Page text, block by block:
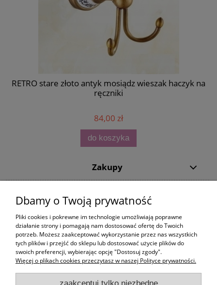
RETRO stare złoto antyk mosiądz wieszak haczyk na
ręczniki
84,00 zł
do koszyka
Zakupy
Moje konto
Informacje
Dbamy o Twoją prywatność
Pliki cookies i pokrewne im technologie umożliwiają poprawne
działanie strony i pomagają nam dostosować ofertę do Twoich
potrzeb. Możesz zaakceptować wykorzystanie przez nas wszystkich
tych plików i przejść do sklepu lub dostosować użycie plików do
swoich preferencji, wybierając opcję "Dostosuj zgody".
Więcej o plikach cookies przeczytasz w naszej Polityce prywatności.